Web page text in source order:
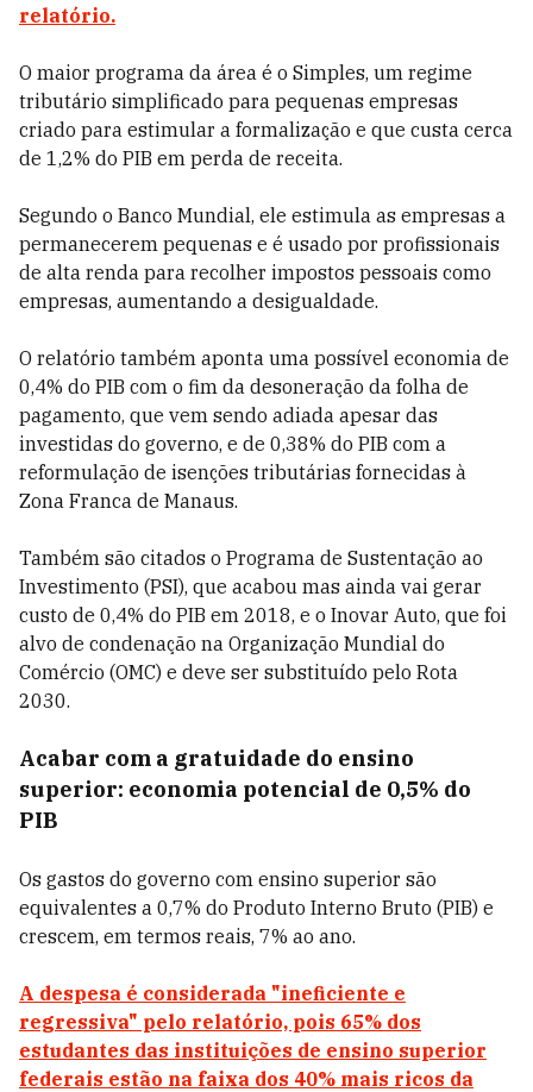
relatório.
O maior programa da área é o Simples, um regime
tributário simplificado para pequenas empresas
criado para estimular a formalização e que custa cerca
de 1,2% do PIB em perda de receita.
Segundo o Banco Mundial, ele estimula as empresas a
permanecerem pequenas e é usado por profissionais
de alta renda para recolher impostos pessoais como
empresas, aumentando a desigualdade.
O relatório também aponta uma possível economia de
0,4% do PIB com o fim da desoneração da folha de
pagamento, que vem sendo adiada apesar das
investidas do governo, e de 0,38% do PIB com a
reformulação de isenções tributárias fornecidas à
Zona Franca de Manaus.
Também são citados o Programa de Sustentação ao
Investimento (PSI), que acabou mas ainda vai gerar
custo de 0,4% do PIB em 2018, e o Inovar Auto, que foi
alvo de condenação na Organização Mundial do
Comércio (OMC) e deve ser substituído pelo Rota
2030.
Acabar com a gratuidade do ensino
superior: economia potencial de 0,5% do
PIB
Os gastos do governo com ensino superior são
equivalentes a 0,7% do Produto Interno Bruto (PIB) e
crescem, em termos reais, 7% ao ano.
A despesa é considerada "ineficiente e
regressiva" pelo relatório, pois 65% dos
estudantes das instituições de ensino superior
federais estão na faixa dos 40% mais ricos da